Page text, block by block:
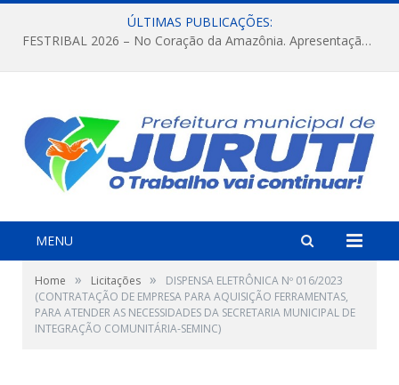
ÚLTIMAS PUBLICAÇÕES:
FESTRIBAL 2026 – No Coração da Amazônia. Apresentação da Munduruku.
MENU
Home » Licitações »
DISPENSA ELETRÔNICA Nº 016/2023
(CONTRATAÇÃO DE EMPRESA PARA AQUISIÇÃO FERRAMENTAS,
PARA ATENDER AS NECESSIDADES DA SECRETARIA MUNICIPAL DE
INTEGRAÇÃO COMUNITÁRIA-SEMINC)